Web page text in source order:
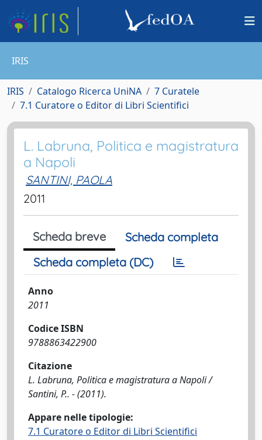
IRIS
IRIS Catalogo Ricerca UniNA
7 Curatele
7.1 Curatore o Editor di Libri Scientifici
L. Labruna, Politica e magistratura
a Napoli
SANTINI, PAOLA
2011
Scheda breve
Scheda completa
Scheda completa (DC)
Anno
2011
Codice ISBN
9788863422900
Citazione
L. Labruna, Politica e magistratura a Napoli /
Santini, P.. - (2011).
Appare nelle tipologie:
7.1 Curatore o Editor di Libri Scientifici